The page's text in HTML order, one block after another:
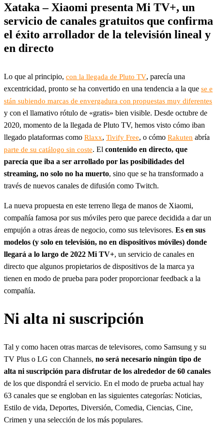
Xataka – Xiaomi presenta Mi TV+, un
servicio de canales gratuitos que confirma
el éxito arrollador de la televisión lineal y
en directo
Lo que al principio, con la llegada de Pluto TV, parecía una
excentricidad, pronto se ha convertido en una tendencia a la que se e
stán subiendo marcas de envergadura con propuestas muy diferentes
y con el llamativo rótulo de «gratis» bien visible. Desde octubre de
2020, momento de la llegada de Pluto TV, hemos visto cómo iban
llegado plataformas como Rlaxx, Tivify Free, o cómo Rakuten abría
parte de su catálogo sin coste. El contenido en directo, que
parecía que iba a ser arrollado por las posibilidades del
streaming, no solo no ha muerto, sino que se ha transformado a
través de nuevos canales de difusión como Twitch.
La nueva propuesta en este terreno llega de manos de Xiaomi,
compañía famosa por sus móviles pero que parece decidida a dar un
empujón a otras áreas de negocio, como sus televisores. Es en sus
modelos (y solo en televisión, no en dispositivos móviles) donde
llegará a lo largo de 2022 Mi TV+, un servicio de canales en
directo que algunos propietarios de dispositivos de la marca ya
tienen en modo de prueba para poder proporcionar feedback a la
compañía.
Ni alta ni suscripción
Tal y como hacen otras marcas de televisores, como Samsung y su
TV Plus o LG con Channels, no será necesario ningún tipo de
alta ni suscripción para disfrutar de los alrededor de 60 canales
de los que dispondrá el servicio. En el modo de prueba actual hay
63 canales que se engloban en las siguientes categorías: Noticias,
Estilo de vida, Deportes, Diversión, Comedia, Ciencias, Cine,
Crimen y una selección de los más populares.